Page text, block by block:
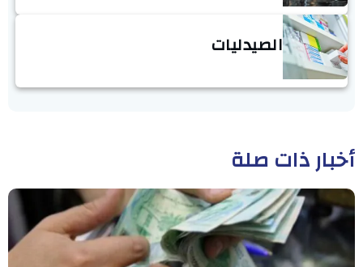
الصيدليات
أخبار ذات صلة